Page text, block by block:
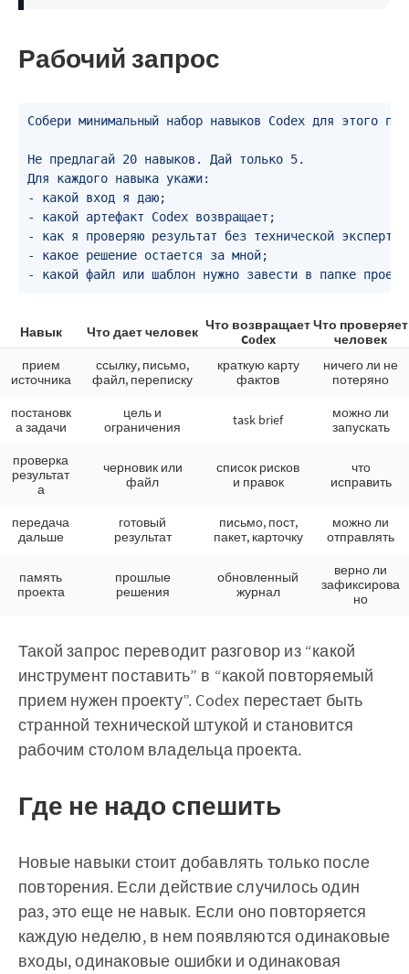
Рабочий запрос
Собери минимальный набор навыков Codex для этого
Не предлагай 20 навыков. Дай только 5.
Для каждого навыка укажи:
- какой вход я даю;
- какой артефакт Codex возвращает;
- как я проверяю результат без технической
- какое решение остается за мной;
- какой файл или шаблон нужно завести в папке
Навык Что дает человек Что возвращает
Codex
Что проверяет
человек
прием
источника
ссылку, письмо,
файл, переписку
краткую карту
фактов
ничего ли не
потеряно
постановк
а задачи
цель и
ограничения
task brief
можно ли
запускать
проверка
результат
а
черновик или
файл
список рисков
и правок
что
исправить
передача
дальше
готовый
результат
письмо, пост,
пакет, карточку
можно ли
отправлять
память
проекта
прошлые
решения
обновленный
журнал
верно ли
зафиксирова
но
Такой запрос переводит разговор из “какой
инструмент поставить” в “какой повторяемый
прием нужен проекту”. Codex перестает быть
странной технической штукой и становится
рабочим столом владельца проекта.
Где не надо спешить
Новые навыки стоит добавлять только после
повторения. Если действие случилось один
раз, это еще не навык. Если оно повторяется
каждую неделю, в нем появляются одинаковые
входы, одинаковые ошибки и одинаковая